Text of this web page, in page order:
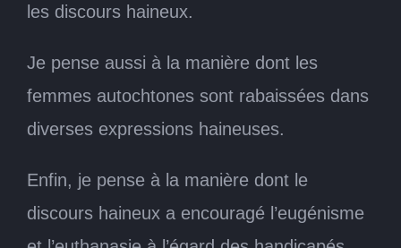
les discours haineux.
Je pense aussi à la manière dont les
femmes autochtones sont rabaissées dans
diverses expressions haineuses.
Enfin, je pense à la manière dont le
discours haineux a encouragé l’eugénisme